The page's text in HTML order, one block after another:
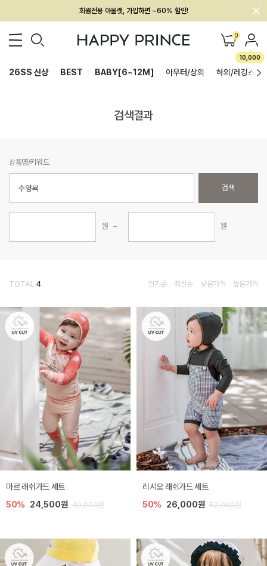
회원전용 아울렛, 가입하면 ~60% 할인!
멤버십 최대 28,000원 혜택 0
10,000
26SS 신상 BEST BABY[6~12M] 아우터/상의 하의/레깅스
검색결과
상품명/키워드
검색
원 ~ 원
TOTAL 4 인기순 최신순 낮은가격 높은가격
마르 래쉬가드 세트
50% 24,500원 49,000원
리시오 래쉬가드 세트
50% 26,000원 52,000원